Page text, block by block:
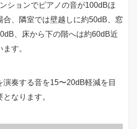
ションでピアノの音が100dBほ
合、隣室では壁越しに約50dB、窓
、床から下の階へは約60dB近
す。
演奏する音を15〜20dB軽減を目
なります。